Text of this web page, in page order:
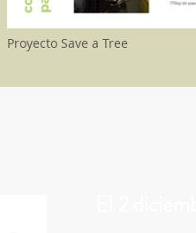
Proyecto Save a Tree